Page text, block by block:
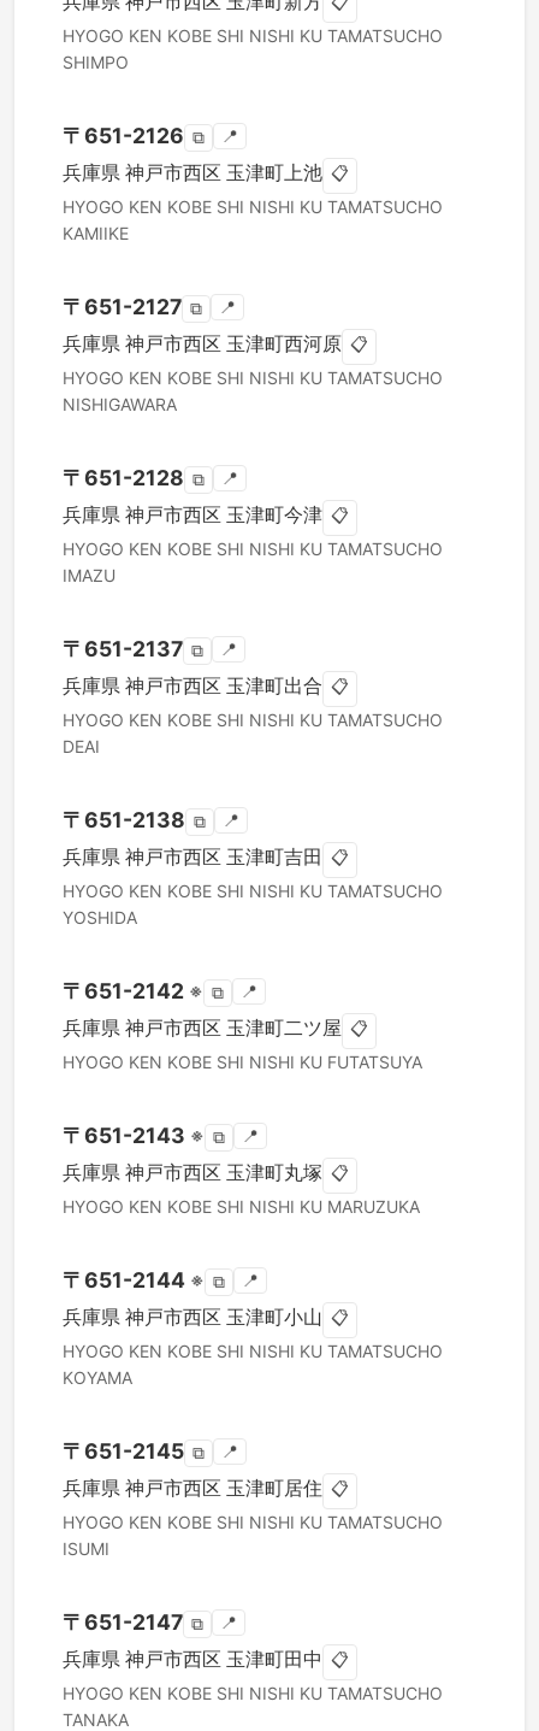
HYOGO KEN KOBE SHI NISHI KU TAMATSUCHO
SHIMPO
〒651-2126 ⧉ 📍
兵庫県 神戸市西区 玉津町上池 📋
HYOGO KEN KOBE SHI NISHI KU TAMATSUCHO
KAMIIKE
〒651-2127 ⧉ 📍
兵庫県 神戸市西区 玉津町西河原 📋
HYOGO KEN KOBE SHI NISHI KU TAMATSUCHO
NISHIGAWARA
〒651-2128 ⧉ 📍
兵庫県 神戸市西区 玉津町今津 📋
HYOGO KEN KOBE SHI NISHI KU TAMATSUCHO
IMAZU
〒651-2137 ⧉ 📍
兵庫県 神戸市西区 玉津町出合 📋
HYOGO KEN KOBE SHI NISHI KU TAMATSUCHO
DEAI
〒651-2138 ⧉ 📍
兵庫県 神戸市西区 玉津町吉田 📋
HYOGO KEN KOBE SHI NISHI KU TAMATSUCHO
YOSHIDA
〒651-2142 ※ ⧉ 📍
兵庫県 神戸市西区 玉津町二ツ屋 📋
HYOGO KEN KOBE SHI NISHI KU FUTATSUYA
〒651-2143 ※ ⧉ 📍
兵庫県 神戸市西区 玉津町丸塚 📋
HYOGO KEN KOBE SHI NISHI KU MARUZUKA
〒651-2144 ※ ⧉ 📍
兵庫県 神戸市西区 玉津町小山 📋
HYOGO KEN KOBE SHI NISHI KU TAMATSUCHO
KOYAMA
〒651-2145 ⧉ 📍
兵庫県 神戸市西区 玉津町居住 📋
HYOGO KEN KOBE SHI NISHI KU TAMATSUCHO
ISUMI
〒651-2147 ⧉ 📍
兵庫県 神戸市西区 玉津町田中 📋
HYOGO KEN KOBE SHI NISHI KU TAMATSUCHO
TANAKA